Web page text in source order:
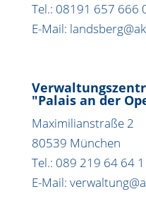
Tel.: 08191 657 666
E-Mail:
"Palais an der
Maximilianstraße 2
80539 München
Tel.: 089 219 64 64 1
E-Mail: